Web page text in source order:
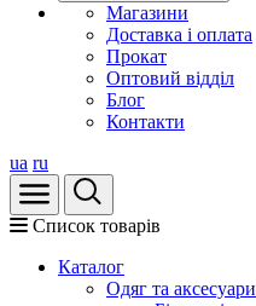
Магазини
Доставка і оплата
Прокат
Оптовий відділ
Блог
Контакти
ua ru
Список товарів
Каталог
Oдяг та аксесуари